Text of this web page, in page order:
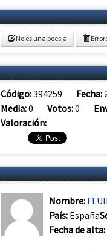
No es una poesia
Código:394259 Fecha:
Media:0 Votos:0
Valoración:
Nombre:
País: España
Fecha de alta: